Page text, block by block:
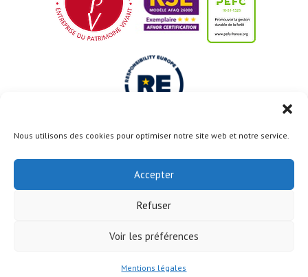
Nous utilisons des cookies pour optimiser notre site web et notre service.
Accepter
Refuser
Voir les préférences
Mentions légales
Régional
Remonter en haut de page